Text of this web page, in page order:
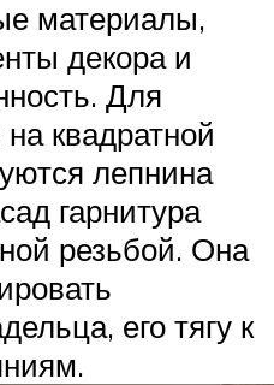
материалы,
декора и
Для
квадратной
лепнина
гарнитура
резьбой. Она
его тягу к